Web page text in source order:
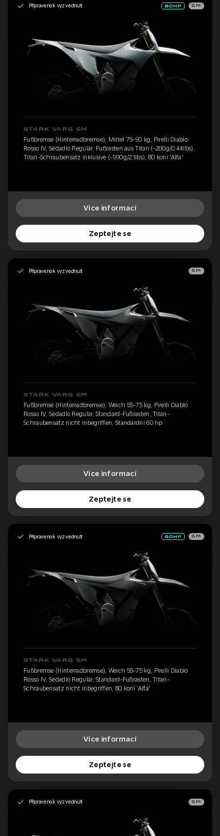
Připraveno k vyzvednutí SM
STARK VARG SM
Fußbremse (Hinterradbremse), Mittel 75-90 kg, Pirelli Diablo
Rosso IV, Sedadlo Regulär, Fußrasten aus Titan (-200g/0.44lbs),
Titan-Schraubensatz inklusive (-900g/2.1lbs), 80 koní 'Alfa'
Více informací
Zeptejte se
Připraveno k vyzvednutí SM
STARK VARG SM
Fußbremse (Hinterradbremse), Weich 55-75 kg, Pirelli Diablo
Rosso IV, Sedadlo Regulär, Standard-Fußrasten, Titan-
Schraubensatz nicht inbegriffen, Standardní 60 hp
Více informací
Zeptejte se
Připraveno k vyzvednutí SM
STARK VARG SM
Fußbremse (Hinterradbremse), Weich 55-75 kg, Pirelli Diablo
Rosso IV, Sedadlo Regulär, Standard-Fußrasten, Titan-
Schraubensatz nicht inbegriffen, 80 koní 'Alfa'
Více informací
Zeptejte se
Připraveno k vyzvednutí SM